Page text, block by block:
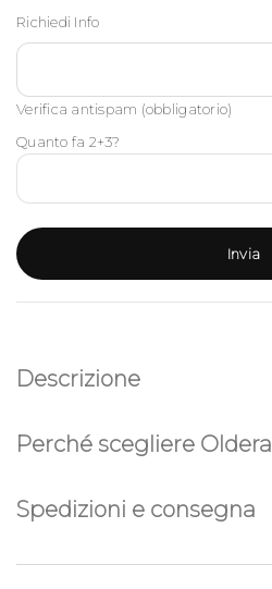
Richiedi Info
Verifica antispam (obbligatorio)
Quanto fa 2+3?
Descrizione
Perché scegliere Oldera
Spedizioni e consegna